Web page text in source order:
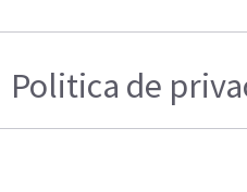
Politica de